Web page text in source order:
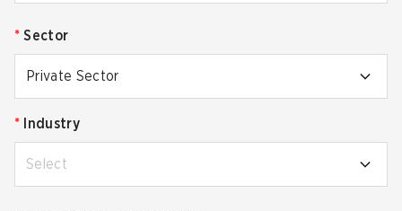
* Sector
Private Sector
* Industry
Select